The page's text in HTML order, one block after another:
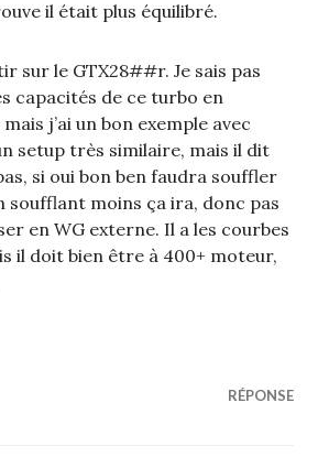
il était plus équilibré.
sur le GTX28##r. Je sais pas
capacités de ce turbo en
j’ai un bon exemple avec
setup très similaire, mais il dit
si oui bon ben faudra souffler
soufflant moins ça ira, donc pas
en WG externe. Il a les courbes
il doit bien être à 400+ moteur,
RÉPONSE